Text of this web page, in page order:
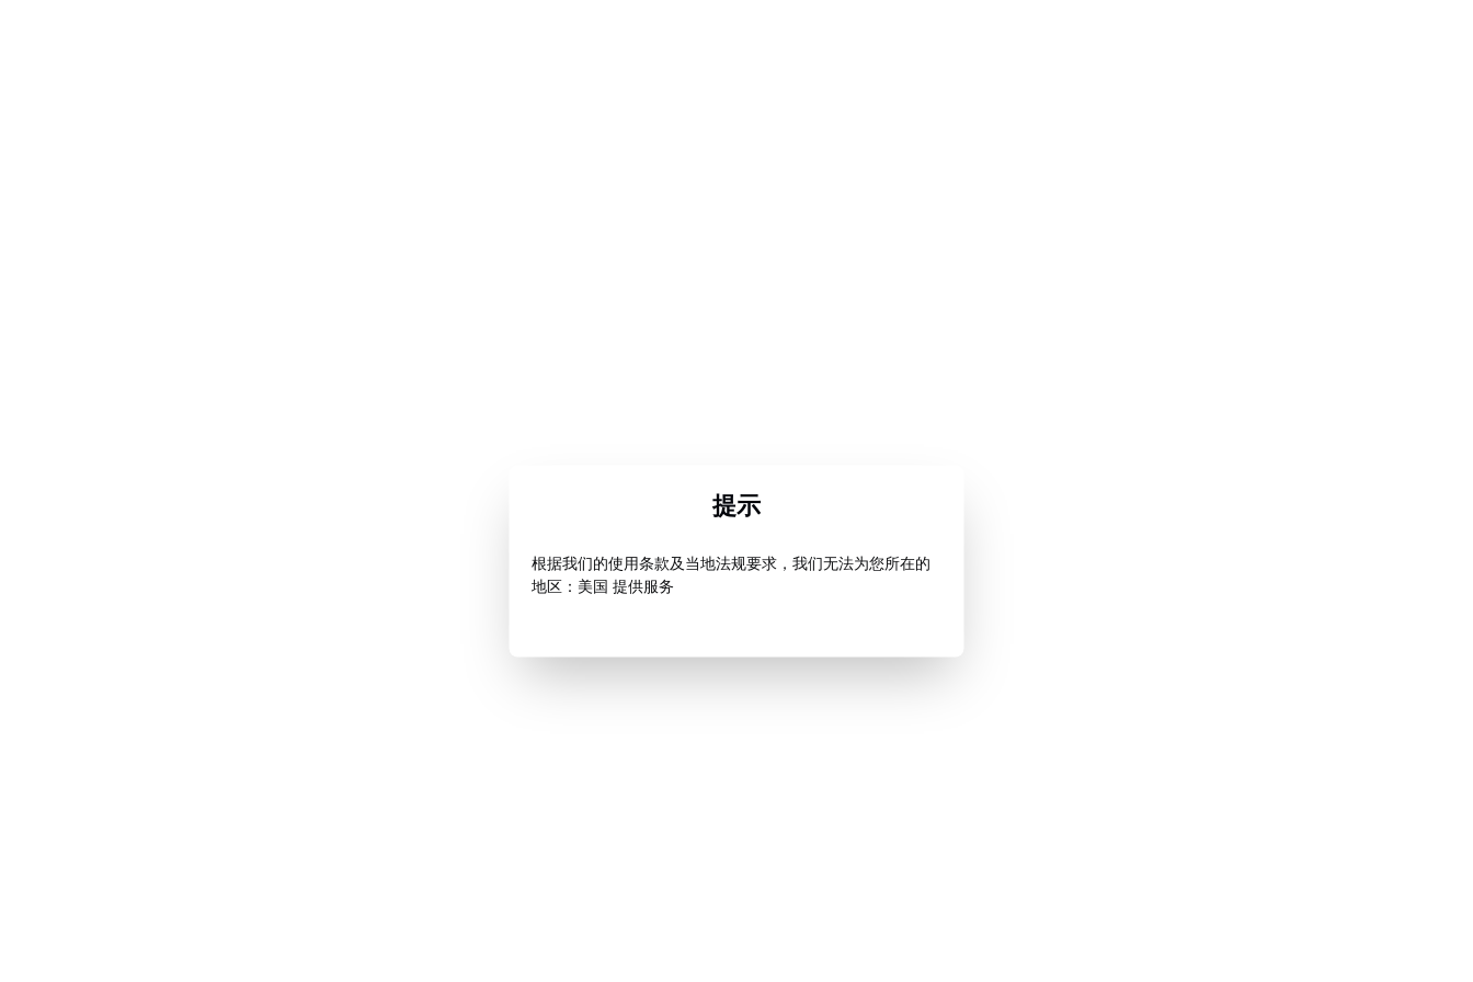
提示
根据我们的使用条款及当地法规要求，我们无法为您所在的
地区：美国 提供服务